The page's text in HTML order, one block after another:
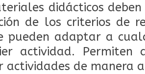
didácticos
de los criterios de
pueden adaptar a
actividad.
actividades de manera